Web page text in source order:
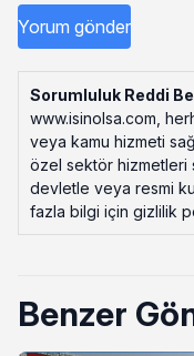
Sorumluluk Reddi
www.isinolsa.com,
veya kamu hizmeti
özel sektör hizmetleri
devletle veya resmi
fazla bilgi için gizlilik
Benzer